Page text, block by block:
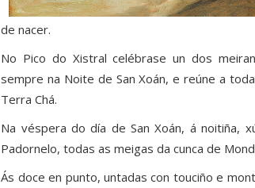
de nacer.
No Pico do Xistral celébrase un dos
sempre na Noite de San Xoán, e reúne a
Terra Chá.
Na véspera do día de San Xoán, á noitiña,
Padornelo, todas as meigas da cunca de
Ás doce en punto, untadas con touciño e